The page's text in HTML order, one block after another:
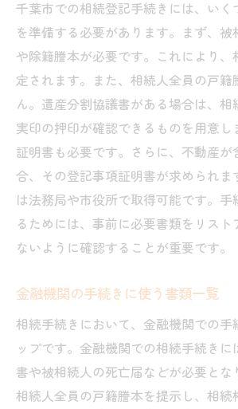
千葉市での相続登記手続きには、いく
を準備する必要があります。まず、被
や除籍謄本が必要です。これにより、
定されます。また、相続人全員の戸籍
ん。遺産分割協議書がある場合は、相
実印の押印が確認できるものを用意
証明書も必要です。さらに、不動産が
合、その登記事項証明書が求められま
は法務局や市役所で取得可能です。手
るためには、事前に必要書類をリス
ないように確認することが重要です。
金融機関の手続きに使う書類一覧
相続手続きにおいて、金融機関での手
ップです。金融機関での相続手続き
書や被相続人の死亡届などが必要とな
相続人全員の戸籍謄本を提示し、相続